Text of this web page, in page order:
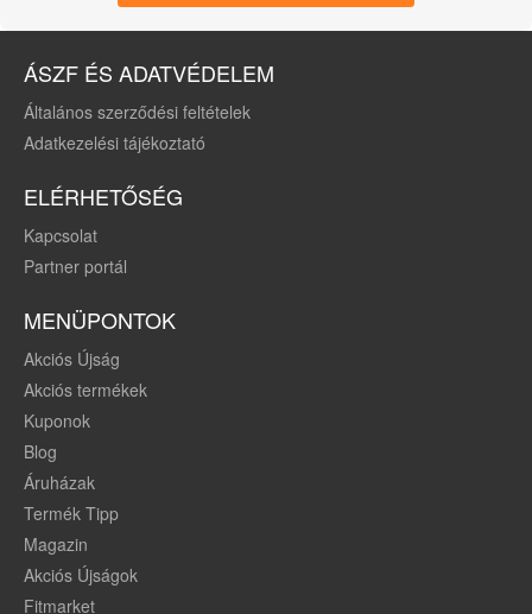
ÁSZF ÉS ADATVÉDELEM
Általános szerződési feltételek
Adatkezelési tájékoztató
ELÉRHETŐSÉG
Kapcsolat
Partner portál
MENÜPONTOK
Akciós Újság
Akciós termékek
Kuponok
Blog
Áruházak
Termék Tipp
Magazin
Akciós Újságok
Fitmarket